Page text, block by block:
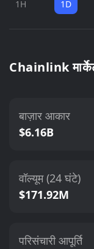
1H 1D
Chainlink
बाज़ार आकार
$6.16B
वॉल्यूम (24 घंटे)
$171.92M
परिसंचारी आपूर्ति